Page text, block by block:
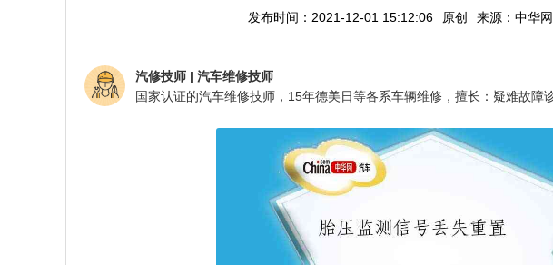
发布时间：2021-12-01 15:12:06 原创 来源：中华网
汽修技师 | 汽车维修技师